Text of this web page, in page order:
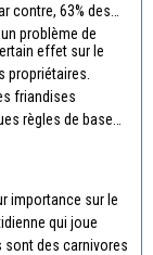
contre, 63% des
problème de
effet sur le
propriétaires.
friandises
règles de bases
importance sur le
qui joue
sont des carnivores